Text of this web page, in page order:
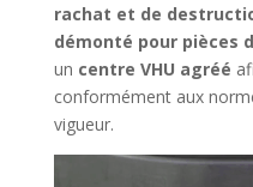
rachat et de
démonté pour pièces
un centre VHU agréé
conformément aux
vigueur.